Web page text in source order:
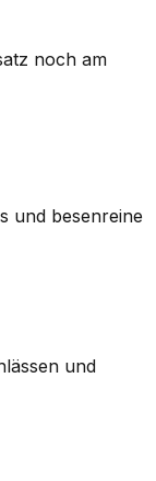
noch am
und besenreine
und